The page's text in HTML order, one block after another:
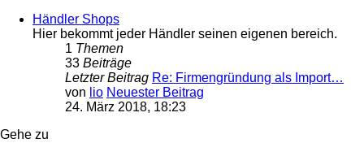
Händler Shops
Hier bekommt jeder Händler seinen eigenen bereich.
1 Themen
33 Beiträge
Letzter Beitrag Re: Firmengründung als Import…
von lio Neuester Beitrag
24. März 2018, 18:23
Gehe zu